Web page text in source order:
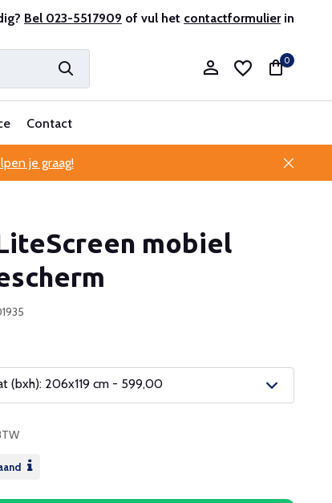
Al 25 jaar betrouwbaar en ervaren
Bel 023-5517909 of vul het contactformulierin
Account aanmaken
0
Contact
je graag!
mobiel
(bxh): 206x119 cm - 599,00